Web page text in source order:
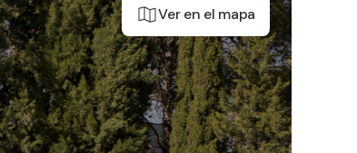
Ver en el mapa